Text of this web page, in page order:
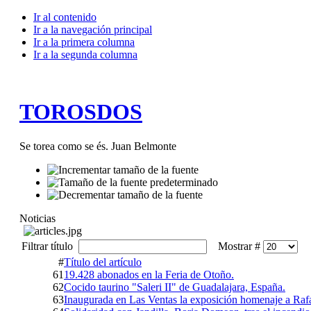
Ir al contenido
Ir a la navegación principal
Ir a la primera columna
Ir a la segunda columna
TOROSDOS
Se torea como se és. Juan Belmonte
Noticias
Filtrar título
Mostrar #
#Título del artículo
61 19.428 abonados en la Feria de Otoño.
62Cocido taurino "Saleri II" de Guadalajara, España.
63Inaugurada en Las Ventas la exposición homenaje a